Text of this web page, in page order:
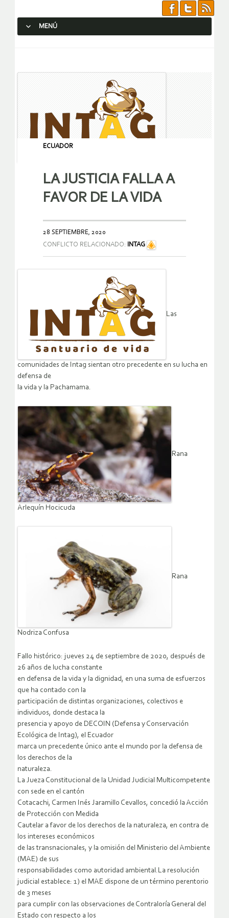
MENÚ
ECUADOR
LA JUSTICIA FALLA A
FAVOR DE LA VIDA
28 SEPTIEMBRE, 2020
CONFLICTO RELACIONADO:
INTAG
Las
comunidades de Intag sientan otro precedente en su lucha en
defensa de
la vida y la Pachamama.
Rana
Arlequín Hocicuda
Rana
Nodriza Confusa
Fallo histórico: jueves 24 de septiembre de 2020, después de
26 años de lucha constante
en defensa de la vida y la dignidad, en una suma de esfuerzos
que ha contado con la
participación de distintas organizaciones, colectivos e
individuos, donde destaca la
presencia y apoyo de DECOIN (Defensa y Conservación
Ecológica de Intag), el Ecuador
marca un precedente único ante el mundo por la defensa de
los derechos de la
naturaleza.
La Jueza Constitucional de la Unidad Judicial Multicompetente
con sede en el cantón
Cotacachi, Carmen Inés Jaramillo Cevallos, concedió la Acción
de Protección con Medida
Cautelar a favor de los derechos de la naturaleza, en contra de
los intereses económicos
de las transnacionales, y la omisión del Ministerio del Ambiente
(MAE) de sus
responsabilidades como autoridad ambiental.La resolución
judicial establece: 1) el MAE dispone de un término perentorio
de 3 meses
para cumplir con las observaciones de Contraloría General del
Estado con respecto a los